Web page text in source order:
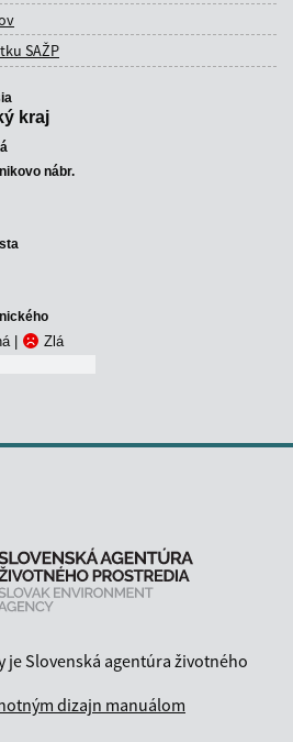
SAŽP
kraj
nábr.
| Zlá
je Slovenská agentúra životného
dizajn manuálom